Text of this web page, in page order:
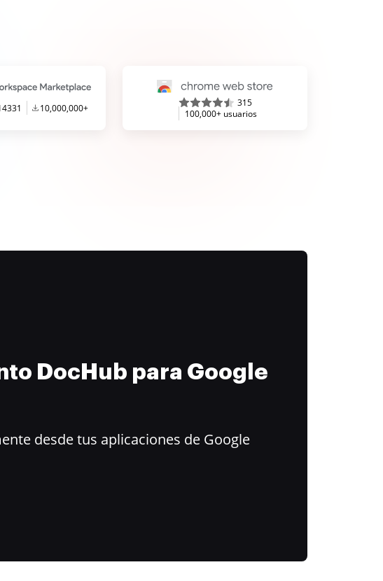
10,000,000+
315
100,000+ usuarios
DocHub para Google
desde tus aplicaciones de Google